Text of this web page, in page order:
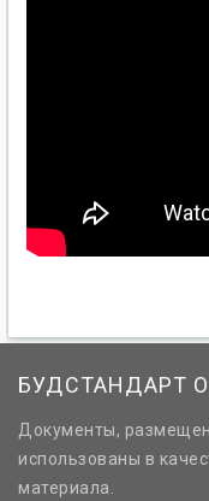
БУДСТАНДАРТ
Документы,
использованы в
материала.